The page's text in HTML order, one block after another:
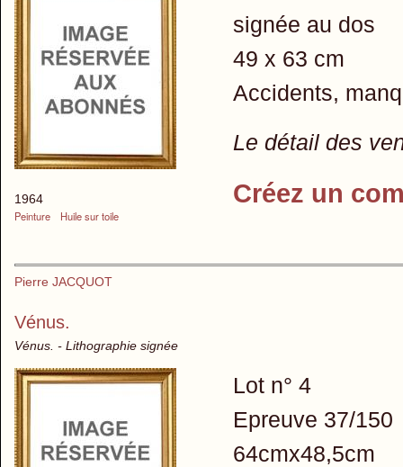
1964
Peinture
Huile sur toile
signée au dos
49 x 63 cm
Accidents,
Le détail des
Créez un
Pierre JACQUOT
Vénus.
Vénus. - Lithographie signée
Lot n° 4
Epreuve 37/150
64cmx48,5cm